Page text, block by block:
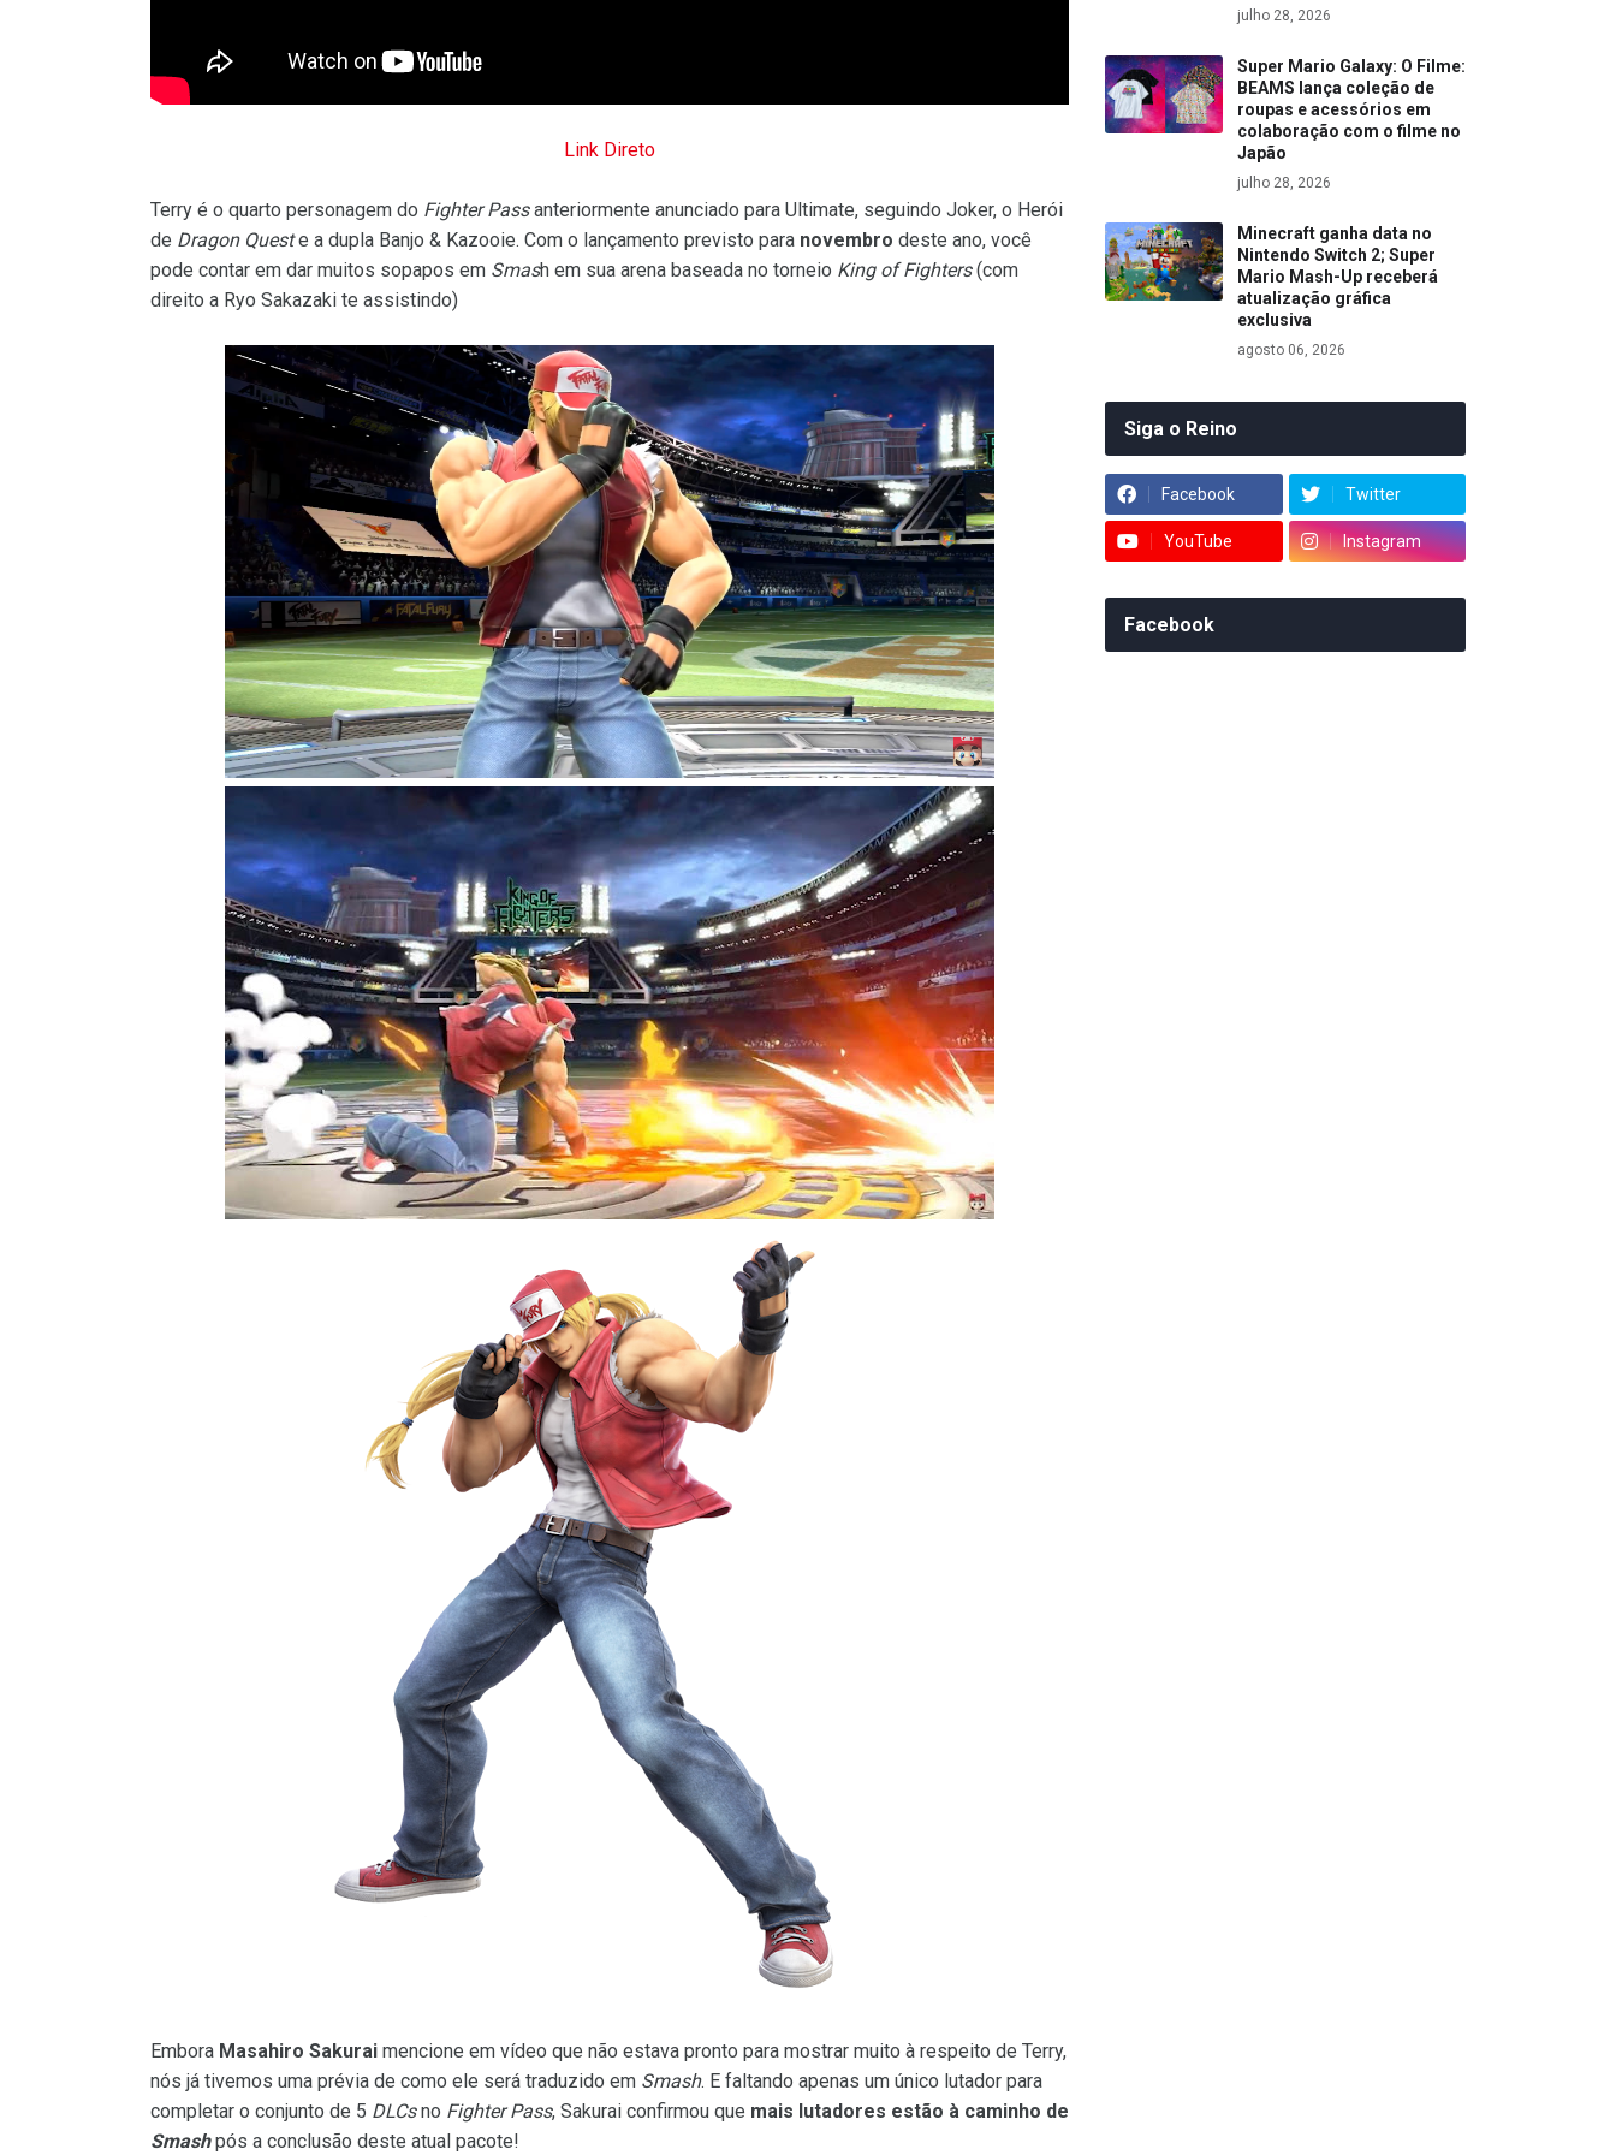
Link Direto
Terry é o quarto personagem do Fighter Passanteriormente anunciado para Ultimate, seguindo Joker, o Herói
de Dragon Queste a dupla Banjo & Kazooie. Com o lançamento previsto para novembro deste ano, você
pode contar em dar muitos sopapos em Smash em sua arena baseada no torneio King of Fighters(com
direito a Ryo Sakazaki te assistindo)
Embora Masahiro Sakurai mencione em vídeo que não estava pronto para mostrar muito à respeito de Terry,
nós já tivemos uma prévia de como ele será traduzido em Smash. E faltando apenas um único lutador para
completar o conjunto de 5 DLCsno Fighter Pass, Sakurai confirmou que mais lutadores estão à caminho de
Smashpós a conclusão deste atual pacote!
julho 28, 2026
Super Mario Galaxy: O Filme:
BEAMS lança coleção de
roupas e acessórios em
colaboração com o filme no
Japão
julho 28, 2026
Minecraft ganha data no
Nintendo Switch 2; Super
Mario Mash-Up receberá
atualização gráfica
exclusiva
agosto 06, 2026
Siga o Reino
Facebook Twitter
YouTube Instagram
Facebook